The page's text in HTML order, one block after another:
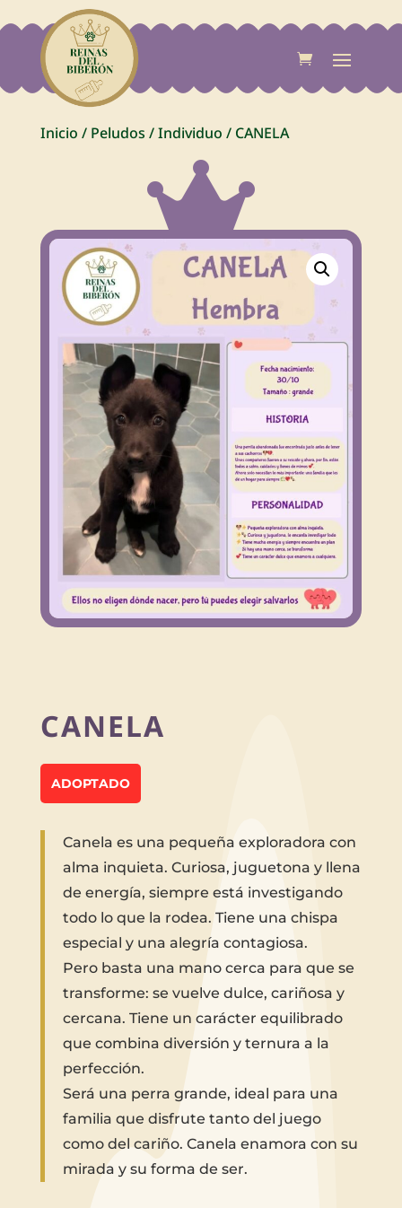
Inicio / Peludos /Individuo / CANELA

CANELA
ADOPTADO
Canela es una pequeña exploradora con
alma inquieta. Curiosa, juguetona y llena
de energía, siempre está investigando
todo lo que la rodea. Tiene una chispa
especial y una alegría contagiosa.
Pero basta una mano cerca para que se
transforme: se vuelve dulce, cariñosa y
cercana. Tiene un carácter equilibrado
que combina diversión y ternura a la
perfección.
Será una perra grande, ideal para una
familia que disfrute tanto del juego
como del cariño. Canela enamora con su
mirada y su forma de ser.